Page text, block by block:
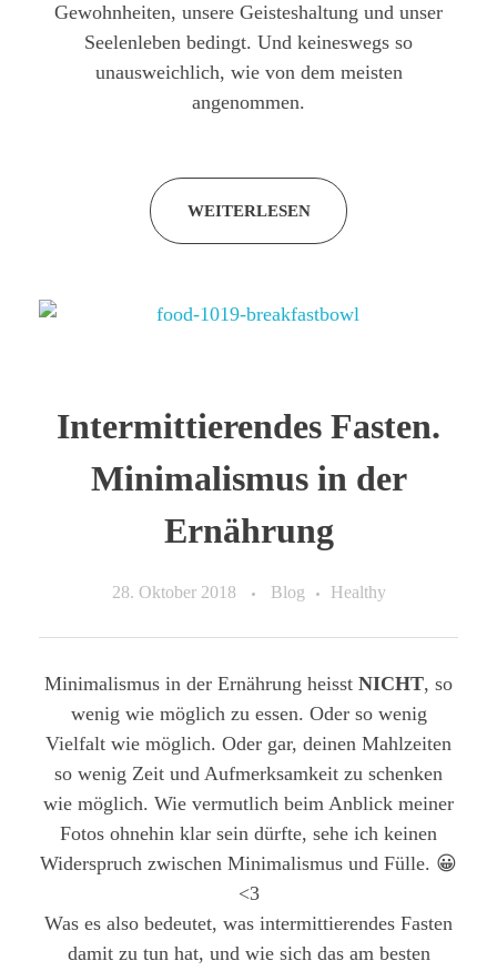
Gewohnheiten, unsere Geisteshaltung und unser
Seelenleben bedingt. Und keineswegs so
unausweichlich, wie von dem meisten
angenommen.
WEITERLESEN
Intermittierendes Fasten.
Minimalismus in der
Ernährung
28. Oktober 2018 Blog Healthy
Minimalismus in der Ernährung heisst NICHT, so
wenig wie möglich zu essen. Oder so wenig
Vielfalt wie möglich. Oder gar, deinen Mahlzeiten
so wenig Zeit und Aufmerksamkeit zu schenken
wie möglich. Wie vermutlich beim Anblick meiner
Fotos ohnehin klar sein dürfte, sehe ich keinen
Widerspruch zwischen Minimalismus und Fülle. 😀
<3
Was es also bedeutet, was intermittierendes Fasten
damit zu tun hat, und wie sich das am besten